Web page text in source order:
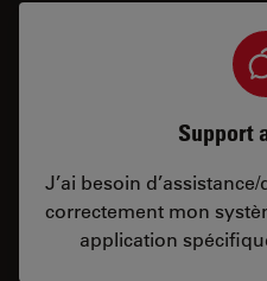
Support
J’ai besoin
correctement mon
application